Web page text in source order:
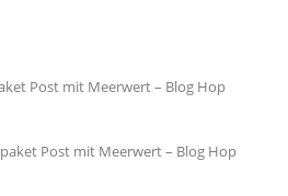
Post mit Meerwert – Blog Hop
Post mit Meerwert – Blog Hop